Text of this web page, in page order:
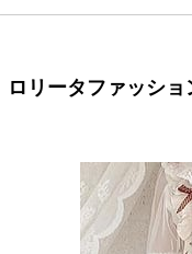
ロリータファッシ